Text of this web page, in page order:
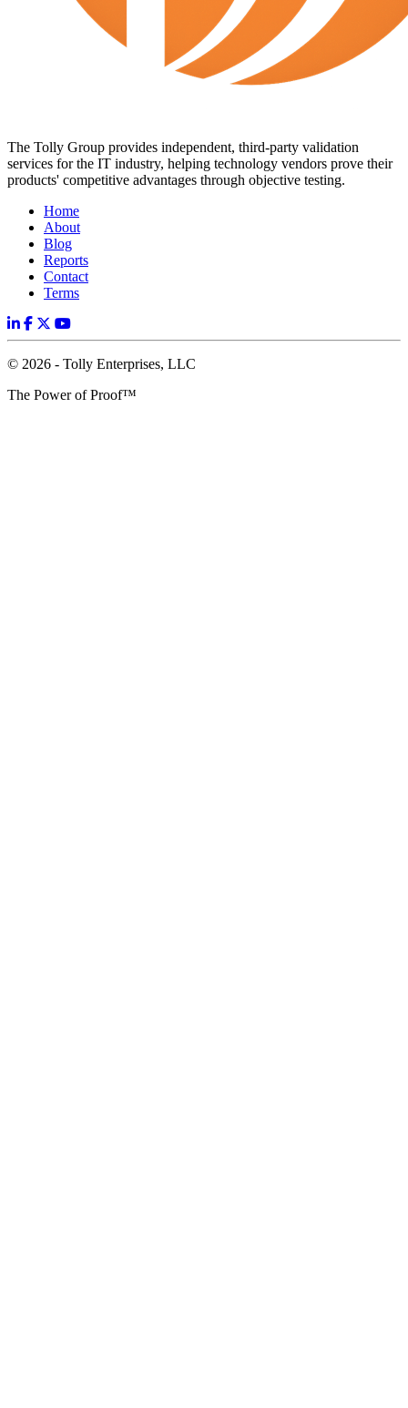
The Tolly Group provides independent, third-party validation
services for the IT industry, helping technology vendors prove their
products' competitive advantages through objective testing.
Home
About
Blog
Reports
Contact
Terms
© 2026 - Tolly Enterprises, LLC
The Power of Proof™